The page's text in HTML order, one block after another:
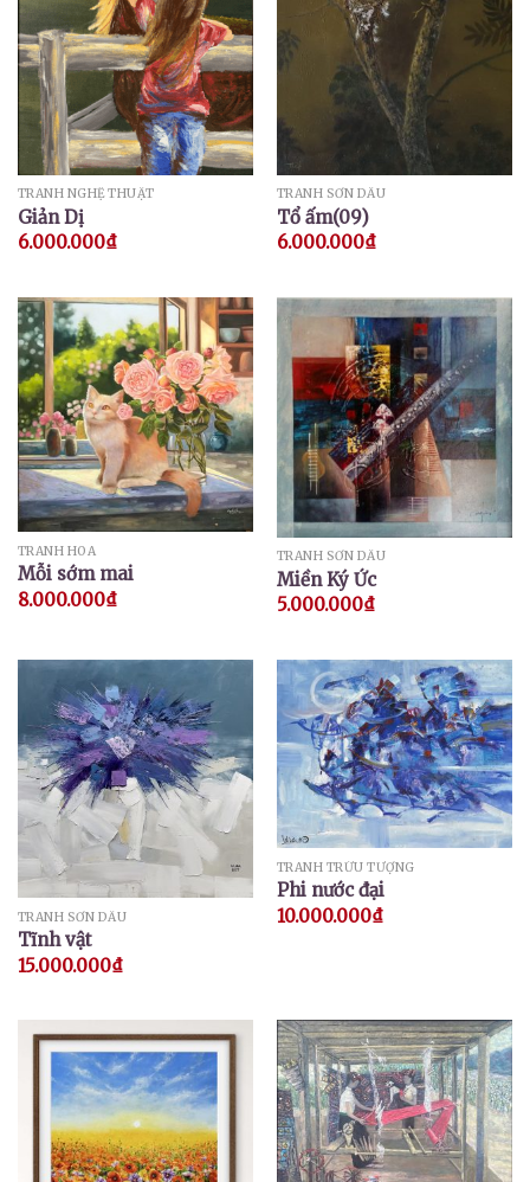
TRANH NGHỆ THUẬT
Giản Dị
6.000.000₫
TRANH SƠN DẦU
Tổ ấm(09)
6.000.000₫
TRANH HOA
Mỗi sớm mai
8.000.000₫
TRANH SƠN DẦU
Miền Ký Ức
5.000.000₫
TRANH SƠN DẦU
Tĩnh vật
15.000.000₫
TRANH TRỪU TƯỢNG
Phi nước đại
10.000.000₫